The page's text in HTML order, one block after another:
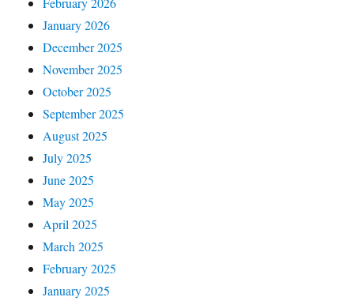
January 2026
December 2025
November 2025
October 2025
September 2025
August 2025
July 2025
June 2025
May 2025
April 2025
March 2025
February 2025
January 2025